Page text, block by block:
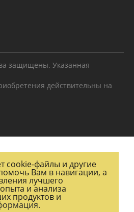
защищены. Указанная
действительны на
cookie-файлы и другие
Вам в навигации, а
лучшего
и анализа
продуктов и